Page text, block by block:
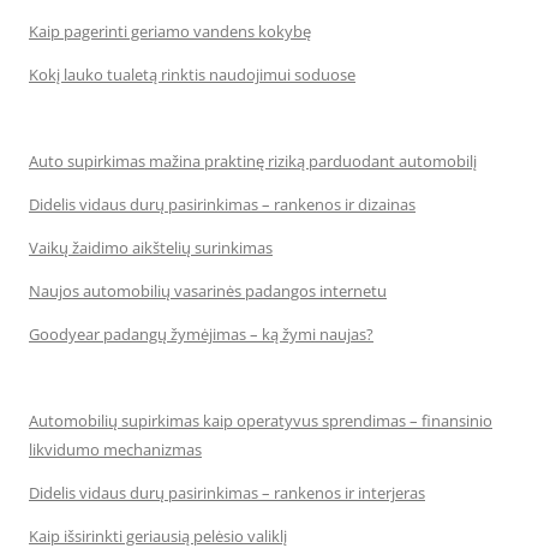
Kaip pagerinti geriamo vandens kokybę
Kokį lauko tualetą rinktis naudojimui soduose
Auto supirkimas mažina praktinę riziką parduodant automobilį
Didelis vidaus durų pasirinkimas – rankenos ir dizainas
Vaikų žaidimo aikštelių surinkimas
Naujos automobilių vasarinės padangos internetu
Goodyear padangų žymėjimas – ką žymi naujas?
Automobilių supirkimas kaip operatyvus sprendimas – finansinio
likvidumo mechanizmas
Didelis vidaus durų pasirinkimas – rankenos ir interjeras
Kaip išsirinkti geriausią pelėsio valiklį